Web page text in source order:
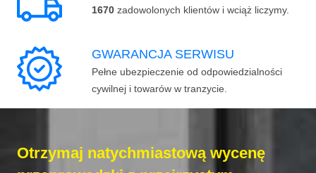
1670 zadowolonych klientów i wciąż liczymy.
GWARANCJA SERWISU
Pełne ubezpieczenie od odpowiedzialności
cywilnej i towarów w tranzycie.
Otrzymaj natychmiastową wycenę